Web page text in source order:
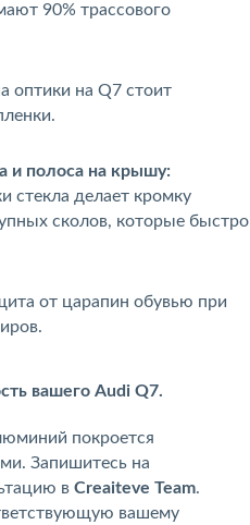
90% трассового
оптики на Q7 стоит
и полоса на крышу:
стекла делает кромку
сколов, которые быстро
от царапин обувью при
вашего Audi Q7.
покроется
Запишитесь на
в Creaiteve Team.
вашему